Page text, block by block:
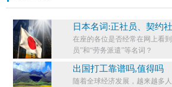
日本名词:正社员、契约社
在座的各位是否经常在网上看
员”和“劳务派遣”等名词？
出国打工靠谱吗,值得吗
随着全球经济发展，越来越多